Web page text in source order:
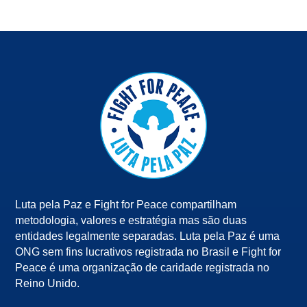
Luta pela Paz e Fight for Peace compartilham
metodologia, valores e estratégia mas são duas
entidades legalmente separadas. Luta pela Paz é uma
ONG sem fins lucrativos registrada no Brasil e Fight for
Peace é uma organização de caridade registrada no
Reino Unido.